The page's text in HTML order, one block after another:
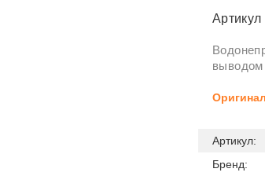
Артикул
выводом
Артикул:
Бренд: